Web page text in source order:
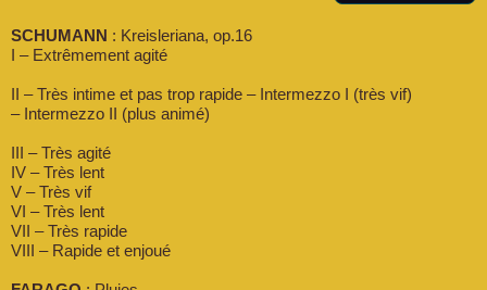
SCHUMANN : Kreisleriana, op.16
I – Extrêmement agité
II – Très intime et pas trop rapide – Intermezzo I (très vif)
– Intermezzo II (plus animé)
III – Très agité
IV – Très lent
V – Très vif
VI – Très lent
VII – Très rapide
VIII – Rapide et enjoué